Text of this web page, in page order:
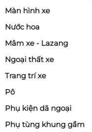
Màn hình xe
Nước hoa
Mâm xe - Lazang
Ngoại thất xe
Trang trí xe
Pô
Phụ kiện dã ngoại
Phụ tùng khung gầm